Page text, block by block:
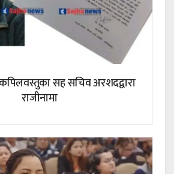
सह सचिव अरशदद्वारा
राजीनामा